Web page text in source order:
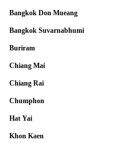
Bangkok Don Mueang
Bangkok Suvarnabhumi
Buriram
Chiang Mai
Chiang Rai
Chumphon
Hat Yai
Khon Kaen